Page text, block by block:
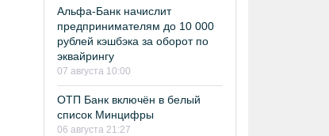
Альфа-Банк начислит
предпринимателям до 10 000
рублей кэшбэка за оборот по
эквайрингу
07 августа 10:00
ОТП Банк включён в белый
список Минцифры
06 августа 21:27